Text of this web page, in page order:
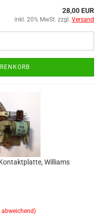
28,00 EUR
inkl. 20% MwSt. zzgl. Versand
Williams